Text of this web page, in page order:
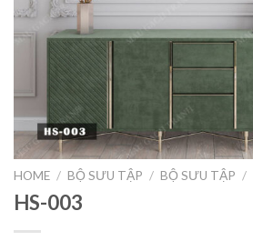
HOME / BỘ SƯU TẬP / BỘ SƯU TẬP /
HS-003